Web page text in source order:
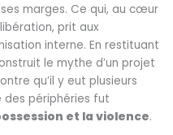
marges. Ce qui, au cœur
prit aux
interne. En restituant
le mythe d’un projet
qu’il y eut plusieurs
des périphéries fut
et la violence.